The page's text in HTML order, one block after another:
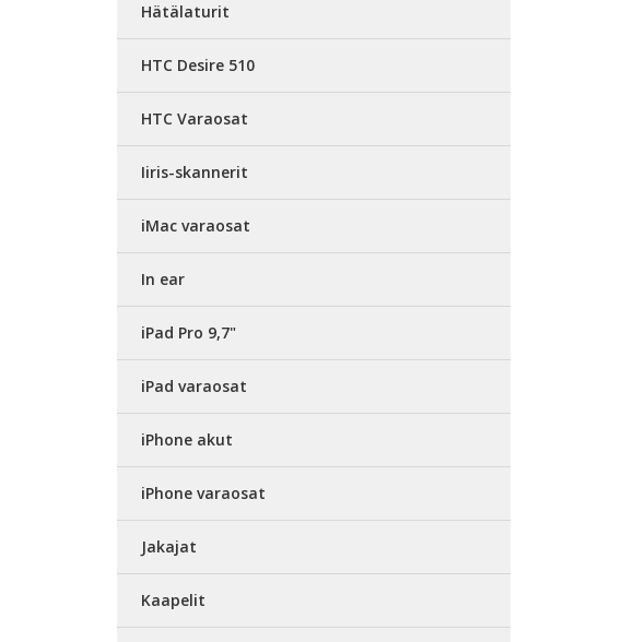
Hätälaturit
HTC Desire 510
HTC Varaosat
Iiris-skannerit
iMac varaosat
In ear
iPad Pro 9,7"
iPad varaosat
iPhone akut
iPhone varaosat
Jakajat
Kaapelit